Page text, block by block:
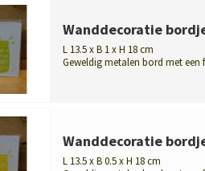
Wanddecoratie
L 13.5 x B 1 x H 18 cm
Geweldig metalen bord met
Wanddecoratie
L 13.5 x B 0.5 x H 18 cm